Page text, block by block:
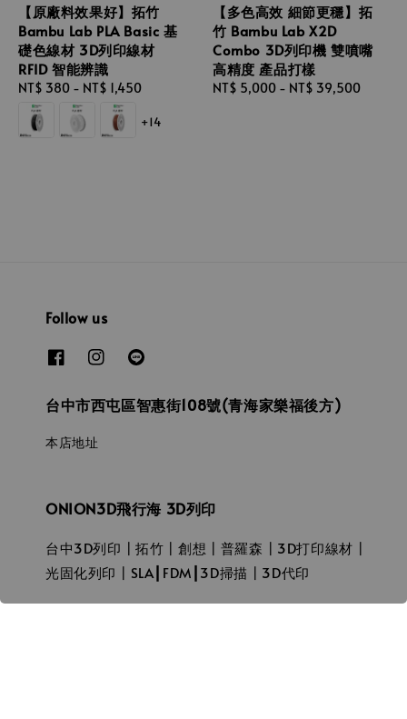
【原廠料效果好】拓竹
Bambu Lab PLA Basic 基
礎色線材 3D列印線材
RFID 智能辨識
Regular
price
NT$ 380 - NT$ 1,450
+14
【多色高效 細節更穩】拓
竹 Bambu Lab X2D
Combo 3D列印機 雙噴嘴
高精度 產品打樣
Regular
NT$ 5,000 - NT$ 39,500
Follow us
台中市西屯區智惠街108號(青海家樂福後方)
本店地址
ONION3D飛行海 3D列印
台中3D列印┃拓竹┃創想┃普羅森┃3D打印線材┃
光固化列印┃SLA┃FDM┃3D掃描┃3D代印